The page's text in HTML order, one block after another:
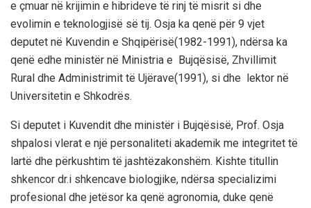
e çmuar në krijimin e hibrideve të rinj të misrit si dhe
evolimin e teknologjisë së tij. Osja ka qenë për 9 vjet
deputet në Kuvendin e Shqipërisë(1982-1991), ndërsa ka
qenë edhe ministër në Ministria e Bujqësisë, Zhvillimit
Rural dhe Administrimit të Ujërave(1991), si dhe lektor në
Universitetin e Shkodrës.
Si deputet i Kuvendit dhe ministër i Bujqësisë, Prof. Osja
shpalosi vlerat e një personaliteti akademik me integritet të
lartë dhe përkushtim të jashtëzakonshëm. Kishte titullin
shkencor dr.i shkencave biologjike, ndërsa specializimi
profesional dhe jetësor ka qenë agronomia, duke qenë